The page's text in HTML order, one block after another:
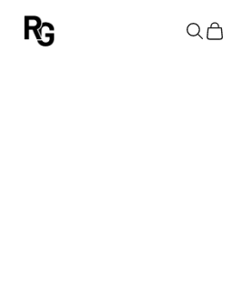
Rave Girls Poland
Otwórz